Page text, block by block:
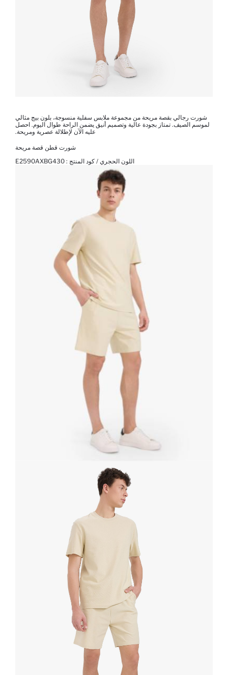
شورت رجالي بقصة مريحة من مجموعة ملابس سفلية منسوجة، بلون بيج مثالي
لموسم الصيف. تمتاز بجودة عالية وتصميم أنيق يضمن الراحة طوال اليوم. احصل
عليه الآن لإطلالة عصرية ومريحة.
شورت قطن قصة مريحة
اللون الحجري / كود المنتج : E2590AXBG430